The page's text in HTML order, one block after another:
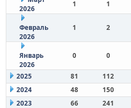
2026
1 1
Февраль
2026
1 2
Январь
2026
0 0
2025 81 112
2024
48 150
2023
66 241